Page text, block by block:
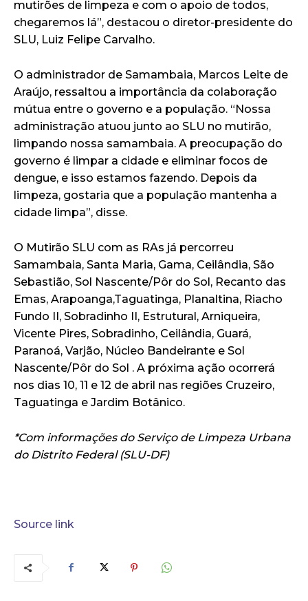
mutirões de limpeza e com o apoio de todos,
chegaremos lá”, destacou o diretor-presidente do
SLU, Luiz Felipe Carvalho.
O administrador de Samambaia, Marcos Leite de
Araújo, ressaltou a importância da colaboração
mútua entre o governo e a população. “Nossa
administração atuou junto ao SLU no mutirão,
limpando nossa samambaia. A preocupação do
governo é limpar a cidade e eliminar focos de
dengue, e isso estamos fazendo. Depois da
limpeza, gostaria que a população mantenha a
cidade limpa”, disse.
O Mutirão SLU com as RAs já percorreu
Samambaia, Santa Maria, Gama, Ceilândia, São
Sebastião, Sol Nascente/Pôr do Sol, Recanto das
Emas, Arapoanga,Taguatinga, Planaltina, Riacho
Fundo II, Sobradinho II, Estrutural, Arniqueira,
Vicente Pires, Sobradinho, Ceilândia, Guará,
Paranoá, Varjão, Núcleo Bandeirante e Sol
Nascente/Pôr do Sol . A próxima ação ocorrerá
nos dias 10, 11 e 12 de abril nas regiões Cruzeiro,
Taguatinga e Jardim Botânico.
*Com informações do Serviço de Limpeza Urbana
do Distrito Federal (SLU-DF)
Source link